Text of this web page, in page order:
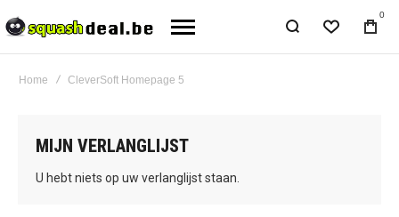
0
Home CleverSoft Homepage 5
MIJN VERLANGLIJST
U hebt niets op uw verlanglijst staan.